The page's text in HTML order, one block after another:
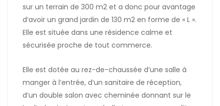
sur un terrain de 300 m2 et a donc pour avantage
d’avoir un grand jardin de 130 m2 en forme de « L ».
Elle est située dans une résidence calme et
sécurisée proche de tout commerce.
Elle est dotée au rez-de-chaussée d’une salle à
manger à l’entrée, d’un sanitaire de réception,
d’un double salon avec cheminée donnant sur le